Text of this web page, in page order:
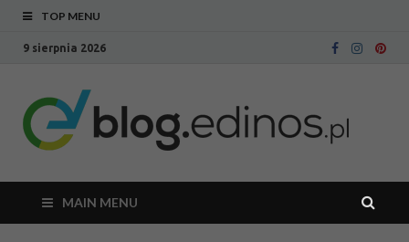
TOP MENU
9 sierpnia 2026
Edinos
MAIN MENU